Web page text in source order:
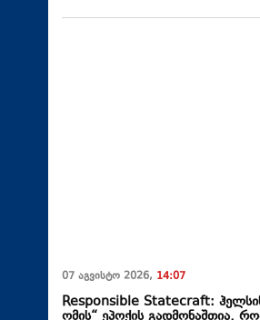
07 აგვისტო 2026, 14:07
Responsible Statecraft: